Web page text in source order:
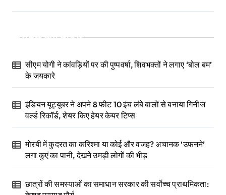
Recent Posts
सीएम योगी ने कांवड़ियों पर की पुष्पवर्षा, शिवभक्तों ने लगाए ‘बोल बम’
के जयकारे
इंडियन यूट्यूबर ने अपने 8 फीट 10 इंच लंबे बालों से बनाया गिनीज
वर्ल्ड रिकॉर्ड, शेयर किए हेयर केयर टिप्स
मोरबी में कुदरत का करिश्मा या कोई और वजह? अचानक ‘उफनने’
लगा कुएं का पानी, देखने उमड़ी लोगों की भीड़
छात्रों की समस्याओं का समाधान सरकार की सर्वोच्च प्राथमिकता: